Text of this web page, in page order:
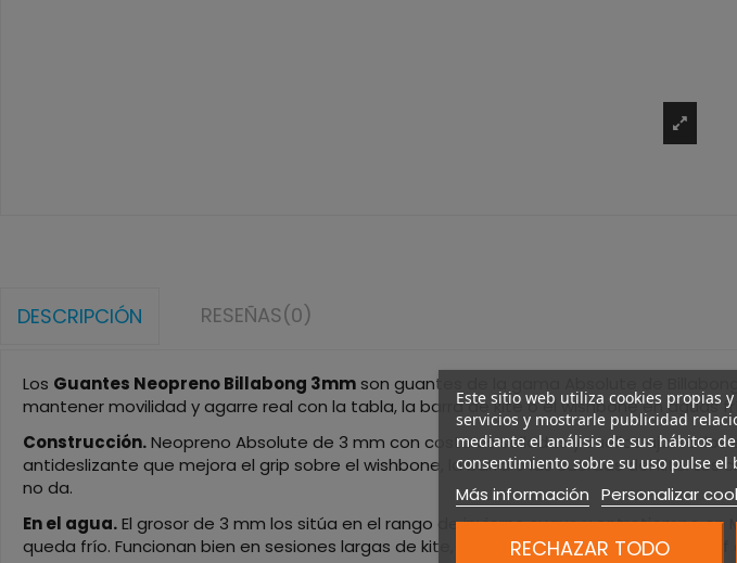
DESCRIPCIÓN RESEÑAS(0)
Los Guantes Neopreno Billabong 3mmson guantes de la gama Absolute de
mantener movilidad y agarre real con la tabla, la barra de kite o el wishbone en aguas
Construcción.Neopreno Absolute de 3 mm con costuras selladas y cuellos
antideslizante que mejora el grip sobre el wishbone, la barra o las cuerdas del kite.
no da.
En el agua.El grosor de 3 mm los sitúa en el rango de invierno suave y entretiempo en
queda frío. Funcionan bien en sesiones largas de kite, wing y windsurf, y también en
Este sitio web utiliza cookies propias
servicios y mostrarle publicidad
mediante el análisis de sus hábitos
consentimiento sobre su uso pulse el
Más información Personalizar
RECHAZAR TODO